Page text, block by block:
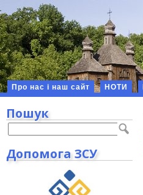
Про нас і наш сайт НОТИ
Пошук
Допомога ЗСУ